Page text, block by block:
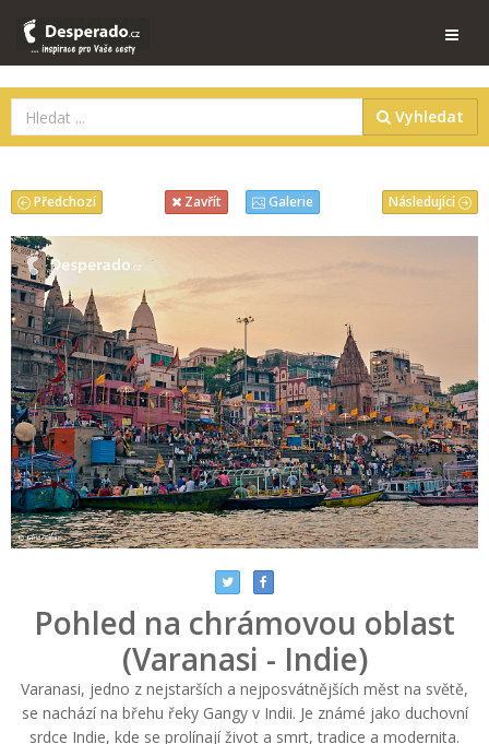
Vyhledat
Následující
Předchozí Zavřít Galerie
Pohled na chrámovou oblast
(Varanasi - Indie)
Varanasi, jedno z nejstarších a nejposvátnějších měst na světě,
se nachází na břehu řeky Gangy v Indii. Je známé jako duchovní
srdce Indie, kde se prolínají život a smrt, tradice a modernita.